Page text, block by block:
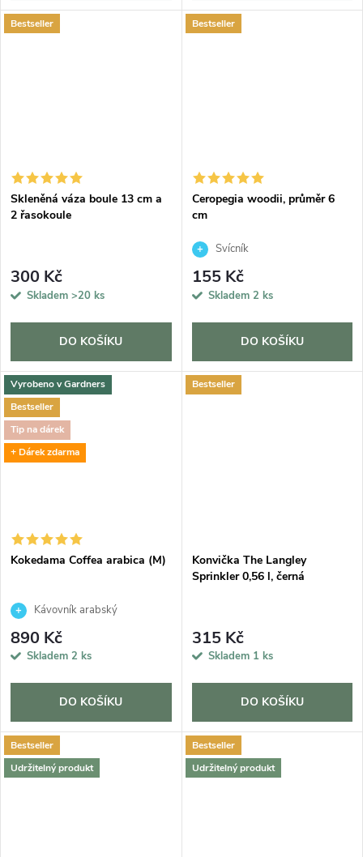
Bestseller
Skleněná váza boule 13 cm a
2 řasokoule
300 Kč
Skladem >20 ks
DO KOŠÍKU
Bestseller
Ceropegia woodii, průměr 6
cm
Svícník
155 Kč
Skladem 2 ks
DO KOŠÍKU
Vyrobeno v Gardners
Bestseller
Tip na dárek
+ Dárek zdarma
Kokedama Coffea arabica (M)
Kávovník arabský
890 Kč
Skladem 2 ks
DO KOŠÍKU
Bestseller
Konvička The Langley
Sprinkler 0,56 l, černá
315 Kč
Skladem 1 ks
DO KOŠÍKU
Bestseller
Udržitelný produkt
Bestseller
Udržitelný produkt